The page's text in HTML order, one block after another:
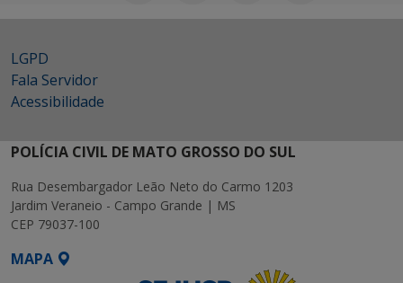
LGPD
Fala Servidor
Acessibilidade
POLÍCIA CIVIL DE MATO GROSSO DO SUL
Rua Desembargador Leão Neto do Carmo 1203
Jardim Veraneio - Campo Grande | MS
CEP 79037-100
MAPA